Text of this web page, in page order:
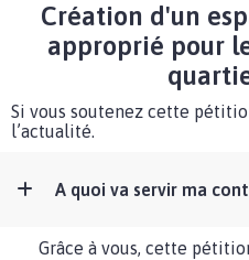
Création d'un
approprié pour
Si vous soutenez cette
l’actualité.
A quoi va servir ma
Grâce à vous, cette